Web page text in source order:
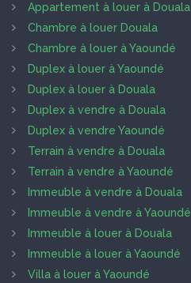
Appartement à louer à Douala
Chambre à louer Douala
Chambre à louer à Yaoundé
Duplex à louer à Yaoundé
Duplex à louer à Douala
Duplex à vendre à Douala
Duplex à vendre Yaoundé
Terrain à vendre à Douala
Terrain à vendre à Yaoundé
Immeuble à vendre à Douala
Immeuble à vendre à Yaoundé
Immeuble à louer à Douala
Immeuble à louer à Yaoundé
Villa à louer à Yaoundé